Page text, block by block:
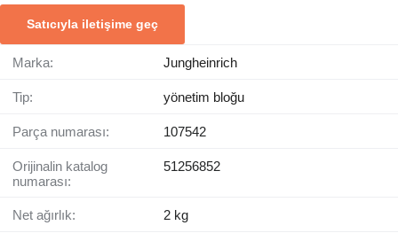
Satıcıyla iletişime geç
Marka: Jungheinrich
Tip: yönetim bloğu
Parça numarası: 107542
Orijinalin katalog
numarası:
51256852
Net ağırlık: 2 kg